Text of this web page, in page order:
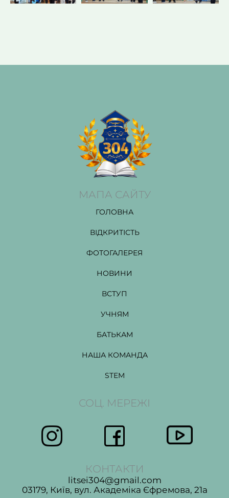
МАПА САЙТУ
ГОЛОВНА
ВІДКРИТІСТЬ
ФОТОГАЛЕРЕЯ
НОВИНИ
ВСТУП
УЧНЯМ
БАТЬКАМ
НАША КОМАНДА
STEM
СОЦ. МЕРЕЖІ
КОНТАКТИ
litsei304@gmail.com
03179, Київ, вул. Академіка Єфремова, 21а